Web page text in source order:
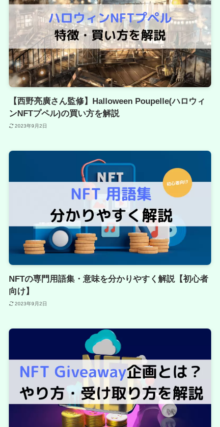
【西野亮廣さん監修】Halloween Poupelle(ハロウィ
ンNFTプペル)の買い方を解説
2023年9月2日
NFTの専門用語集・意味を分かりやすく解説【初心者
向け】
2023年9月2日